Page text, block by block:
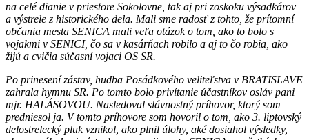
na celé dianie v priestore Sokolovne, tak aj pri zoskoku výsadkárov
a výstrele z historického dela. Mali sme radosť z tohto, že prítomní
občania mesta SENICA mali veľa otázok o tom, ako to bolo s
vojakmi v SENICI, čo sa v kasárňach robilo a aj to čo robia, ako
žijú a cvičia súčasní vojaci OS SR.
Po prinesení zástav, hudba Posádkového veliteľstva v BRATISLAVE
zahrala hymnu SR. Po tomto bolo privítanie účastníkov osláv pani
mjr. HALÁSOVOU. Nasledoval slávnostný príhovor, ktorý som
predniesol ja. V tomto príhovore som hovoril o tom, ako 3. liptovský
delostrelecký pluk vznikol, ako plnil úlohy, aké dosiahol výsledky,